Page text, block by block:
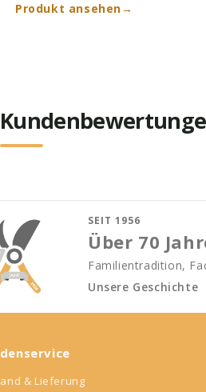
Produkt ansehen→
SEIT 1956
Über 70
Familientradition,
Unsere Geschichte
& Lieferung